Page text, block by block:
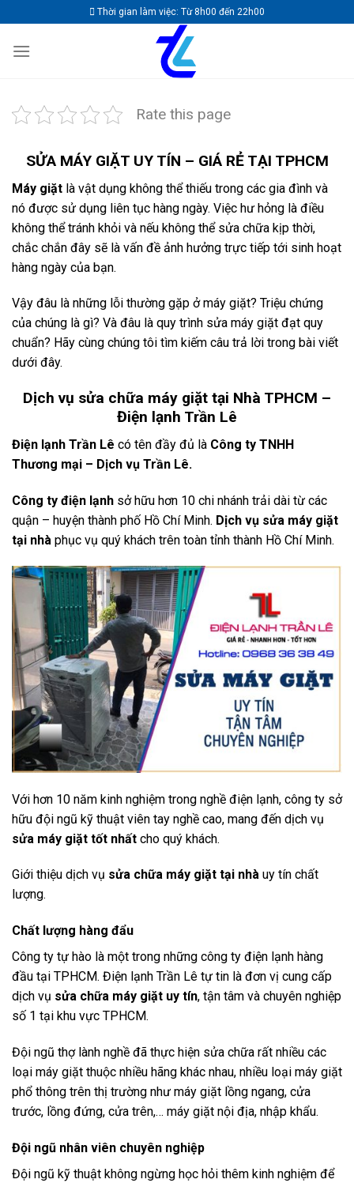
to
content
Thời gian làm việc: Từ 8h00 đến 22h00
Rate this page
SỬA MÁY GIẶTUY TÍN – GIÁ RẺ TẠI TPHCM
Máy giặt là vật dụng không thể thiếu trong các gia đình và
nó được sử dụng liên tục hàng ngày. Việc hư hỏng là điều
không thể tránh khỏi và nếu không thể sửa chữa kịp thời,
chắc chắn đây sẽ là vấn đề ảnh hưởng trực tiếp tới sinh hoạt
hàng ngày của bạn.
Vậy đâu là những lỗi thường gặp ở máy giặt? Triệu chứng
của chúng là gì? Và đâu là quy trình sửa máy giặt đạt quy
chuẩn? Hãy cùng chúng tôi tìm kiếm câu trả lời trong bài viết
dưới đây.
Dịch vụ sửa chữa máy giặt tại Nhà TPHCM –
Điện lạnh Trần Lê
Điện lạnh Trần Lê có tên đầy đủ là Công ty TNHH
Thương mại – Dịch vụ Trần Lê.
Công ty điện lạnh sở hữu hơn 10 chi nhánh trải dài từ các
quận – huyện thành phố Hồ Chí Minh. Dịch vụ sửa máy giặt
tại nhà phục vụ quý khách trên toàn tỉnh thành Hồ Chí Minh.
Với hơn 10 năm kinh nghiệm trong nghề điện lạnh, công ty sở
hữu đội ngũ kỹ thuật viên tay nghề cao, mang đến dịch vụ
sửa máy giặt tốt nhất cho quý khách.
Giới thiệu dịch vụ sửa chữa máy giặt tại nhà uy tín chất
lượng.
Chất lượng hàng đẩu
Công ty tự hào là một trong những công ty điện lạnh hàng
đầu tại TPHCM. Điện lạnh Trần Lê tự tin là đơn vị cung cấp
dịch vụ sửa chữa máy giặt uy tín, tận tâm và chuyên nghiệp
số 1 tại khu vực TPHCM.
Đội ngũ thợ lành nghề đã thực hiện sửa chữa rất nhiều các
loại máy giặt thuộc nhiều hãng khác nhau, nhiều loại máy giặt
phổ thông trên thị trường như máy giặt lồng ngang, cửa
trước, lồng đứng, cửa trên,… máy giặt nội địa, nhập khẩu.
Đội ngũ nhân viên chuyên nghiệp
Đội ngũ kỹ thuật không ngừng học hỏi thêm kinh nghiệm để